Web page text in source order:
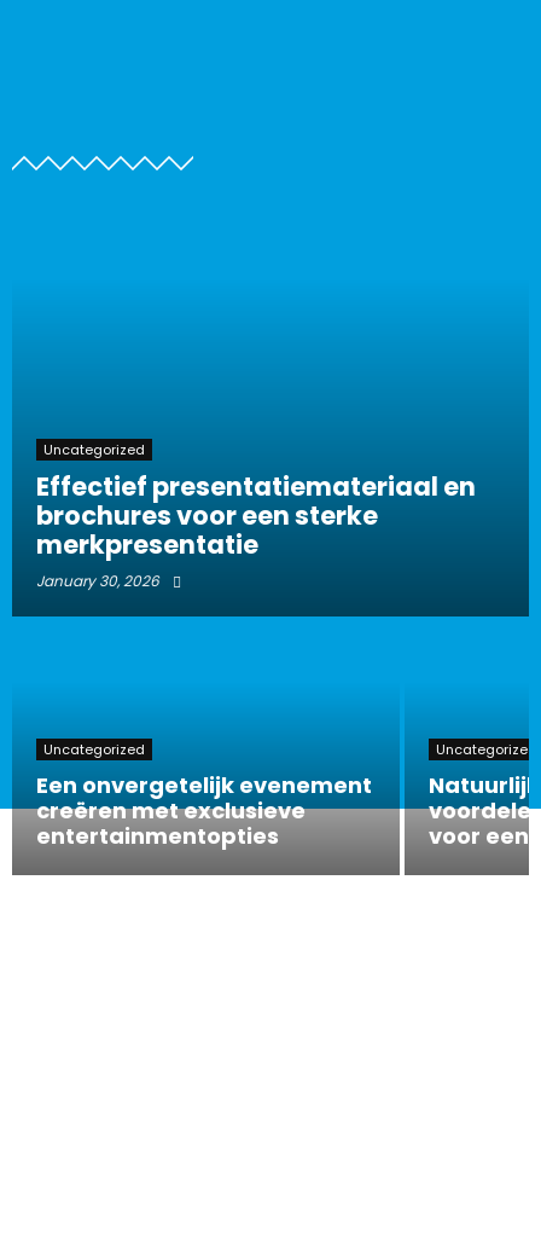
Uncategorized
Effectief presentatiemateriaal en
brochures voor een sterke
merkpresentatie
January 30, 2026
Uncategorized
Een onvergetelijk evenement
creëren met exclusieve
entertainmentopties
Uncategorized
voor een